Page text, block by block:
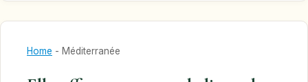
Home - Méditerranée